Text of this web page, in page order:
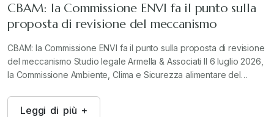
CBAM: la Commissione ENVI fa il punto sulla
proposta di revisione del meccanismo
CBAM: la Commissione ENVI fa il punto sulla proposta di revisione
del meccanismo Studio legale Armella & Associati Il 6 luglio 2026,
la Commissione Ambiente, Clima e Sicurezza alimentare del…
Leggi di più +